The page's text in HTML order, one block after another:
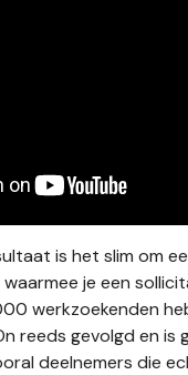
is het slim om
je een
werkzoekenden
reeds gevolgd en is
deelnemers die